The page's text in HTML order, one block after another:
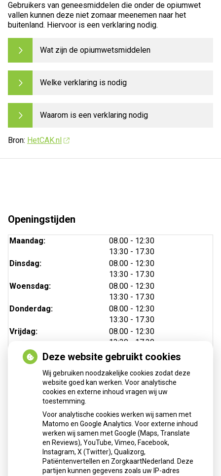
Gebruikers van geneesmiddelen die onder de opiumwet
vallen kunnen deze niet zomaar meenemen naar het
buitenland. Hiervoor is een verklaring nodig.
Wat zijn de opiumwetsmiddelen
Welke verklaring is nodig
Waarom is een verklaring nodig
Bron: HetCAK.nl
Openingstijden
Maandag: 08.00 tot
- 12:30
13:30 tot
- 17.30
Dinsdag:
08.00 tot
- 12:30
13:30 tot
- 17.30
Woensdag:
08.00 tot
- 12:30
13:30 tot
- 17.30
Donderdag:
08.00 tot
- 12:30
13:30 tot
- 17.30
Vrijdag:
08.00 tot
- 12:30
13:30
tot
- 17.30
Herhaalrecepten aanvragen
Patiëntenomgeving
Deze website gebruikt cookies
Wij gebruiken noodzakelijke cookies zodat deze
website goed kan werken. Voor analytische
cookies en externe inhoud vragen wij uw
toestemming.
Voor analytische cookies werken wij samen met
Matomo en Google Analytics. Voor externe inhoud
werken wij samen met Google (Maps, Translate
en Reviews), YouTube, Vimeo, Facebook,
Instagram, X (Twitter), Qualizorg,
Patiëntenvertellen en ZorgkaartNederland. Deze
partijen kunnen gegevens zoals uw IP-adres